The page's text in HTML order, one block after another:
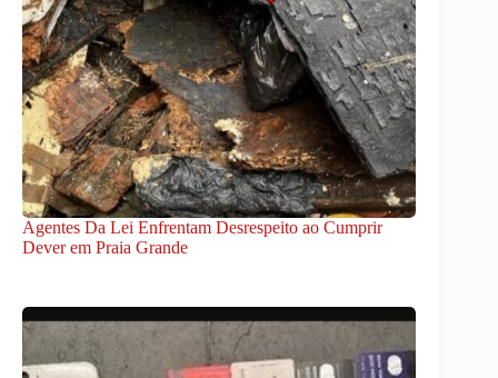
Agentes Da Lei Enfrentam Desrespeito ao Cumprir
Dever em Praia Grande